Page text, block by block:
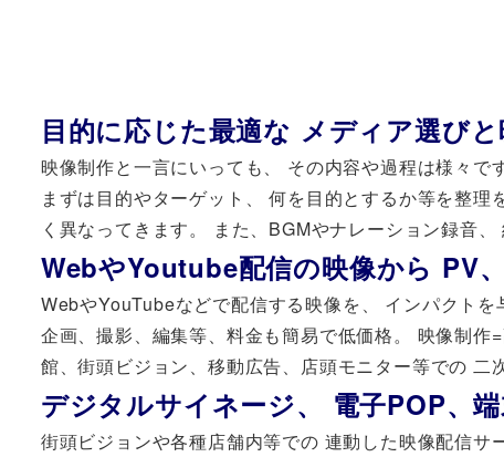
目的に応じた最適な メディア選び
映像制作と一言にいっても、 その内容や過程は様々です
まずは目的やターゲット、 何を目的とするか等を整
く異なってきます。 また、BGMやナレーション録音
WebやYoutube配信の映像から PV
WebやYouTubeなどで配信する映像を、 インパクトを
企画、撮影、編集等、料金も簡易で低価格。 映像制
館、街頭ビジョン、移動広告、店頭モニター等での 二
デジタルサイネージ、 電子POP、
街頭ビジョンや各種店舗内等での 連動した映像配信サ